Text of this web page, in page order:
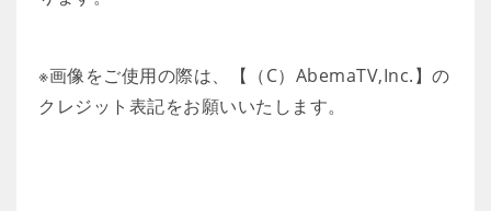
※画像をご使用の際は、【（C）AbemaTV,Inc.】の
クレジット表記をお願いいたします。